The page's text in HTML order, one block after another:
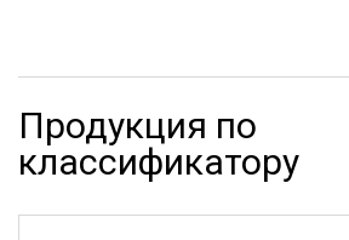
Продукция по
классификатору